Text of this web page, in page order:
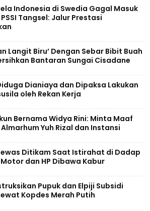
Indonesia di Swedia Gagal Masuk
Tangsel: Jalur Prestasi
Langit Biru’ Dengan Sebar Bibit Buah
Bantaran Sungai Cisadane
Dianiaya dan Dipaksa Lakukan
oleh Rekan Kerja
Bernama Widya Rini: Minta Maaf
Yuh Rizal dan Instansi
Ditikam Saat Istirahat di Dadap
dan HP Dibawa Kabur
Pupuk dan Elpiji Subsidi
Kopdes Merah Putih